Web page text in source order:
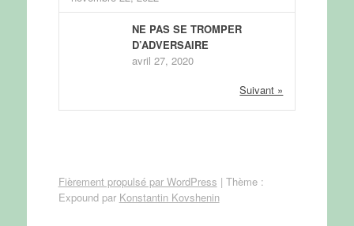
NE PAS SE TROMPER
D’ADVERSAIRE
avril 27, 2020
Suivant »
Fièrement propulsé par WordPress | Thème :
Expound par Konstantin Kovshenin